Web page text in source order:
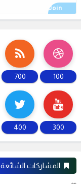
100
700
300
400
المشاركات الشائعة